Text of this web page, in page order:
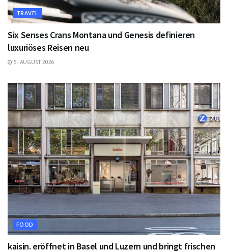
TRAVEL
Six Senses Crans Montana und Genesis definieren
luxuriöses Reisen neu
5. AUGUST 2026
FOOD
kaisin. eröffnet in Basel und Luzern und bringt frischen